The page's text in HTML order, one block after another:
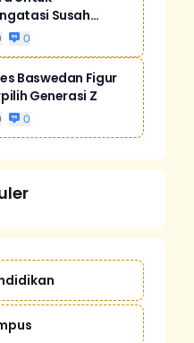
Susah
Akibat Stres
0
Baswedan Figur
Generasi Z
0